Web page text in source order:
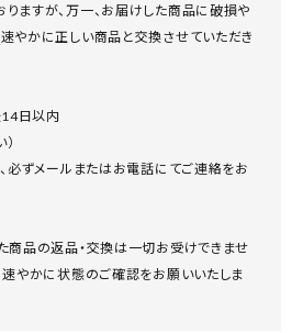
ますが、万一、お届けした商品に破損や
やかに正しい商品と交換させていただき
14日以内
必ずメールまたはお電話にてご連絡をお
品の返品・交換は一切お受けできませ
速やかに状態のご確認をお願いいたしま